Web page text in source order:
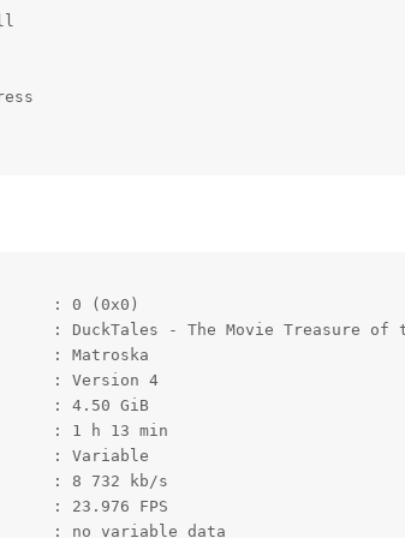
: 0 (0x0)
- The Movie Treasure of the
: Matroska
: Version 4
: 4.50 GiB
: 1 h 13 min
: Variable
: 8 732 kb/s
: 23.976 FPS
: no_variable_data